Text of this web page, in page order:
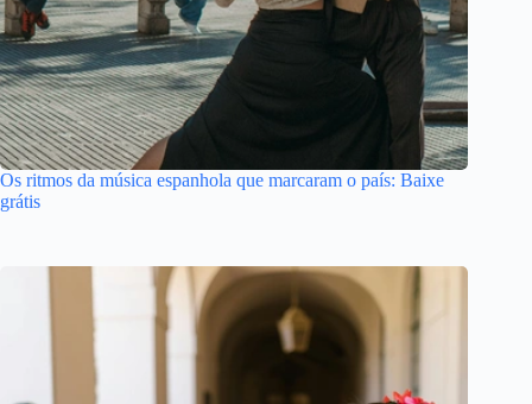
Os ritmos da música espanhola que marcaram o país: Baixe
grátis